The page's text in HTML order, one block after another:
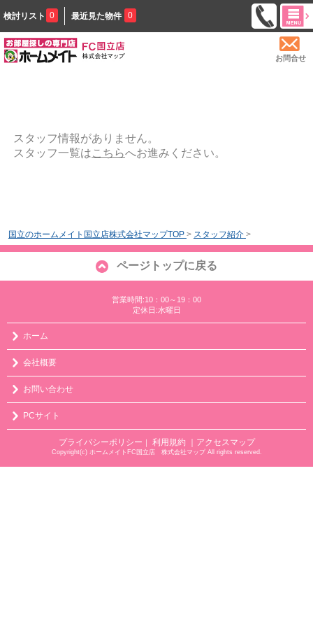
検討リスト 0 最近見た物件 0
お問合せ
スタッフ情報がありません。
スタッフ一覧はこちらへお進みください。
国立のホームメイト国立店株式会社マップTOP > スタッフ紹介 >
ページトップに戻る
営業時間:10：00～19：00
定休日:水曜日
ホーム
会社概要
お問い合わせ
PCサイト
プライバシーポリシー ｜ 利用規約 ｜アクセスマップ
Copyright(c) ホームメイトFC国立店 株式会社マップ All rights reserved.